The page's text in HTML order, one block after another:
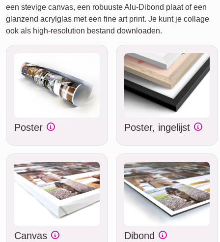
een stevige canvas, een robuuste Alu-Dibond plaat of een
glanzend acrylglas met een fine art print. Je kunt je collage
ook als high-resolution bestand downloaden.
Poster Poster, ingelijst
Canvas Dibond